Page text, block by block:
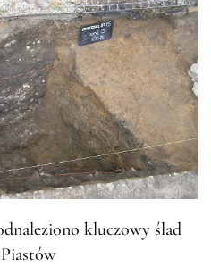
kluczowy ślad